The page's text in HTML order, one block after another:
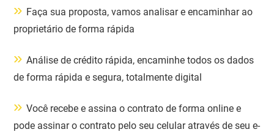
» Faça sua proposta, vamos analisar e encaminhar ao
proprietário de forma rápida
»Análise de crédito rápida, encaminhe todos os dados
de forma rápida e segura, totalmente digital
»Você recebe e assina o contrato de forma online e
pode assinar o contrato pelo seu celular através de seu e-